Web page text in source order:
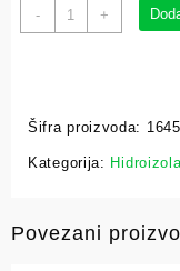
- +
Šifra proizvoda:
Kategorija:
Povezani